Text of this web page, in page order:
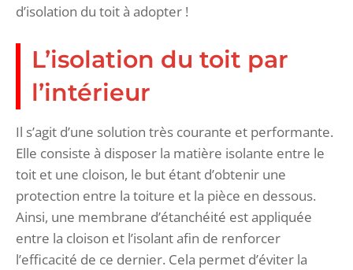
d’isolation du toit à adopter !
L’isolation du toit par
l’intérieur
Il s’agit d’une solution très courante et performante.
Elle consiste à disposer la matière isolante entre le
toit et une cloison, le but étant d’obtenir une
protection entre la toiture et la pièce en dessous.
Ainsi, une membrane d’étanchéité est appliquée
entre la cloison et l’isolant afin de renforcer
l’efficacité de ce dernier. Cela permet d’éviter la